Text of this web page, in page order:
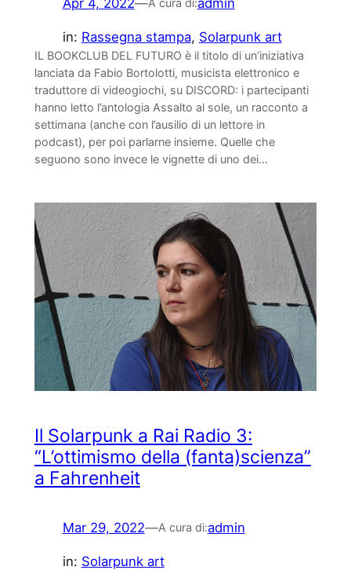
Apr 4, 2022—A cura di:admin
in: Rassegna stampa, Solarpunk art
IL BOOKCLUB DEL FUTURO è il titolo di un’iniziativa
lanciata da Fabio Bortolotti, musicista elettronico e
traduttore di videogiochi, su DISCORD: i partecipanti
hanno letto l’antologia Assalto al sole, un racconto a
settimana (anche con l’ausilio di un lettore in
podcast), per poi parlarne insieme. Quelle che
seguono sono invece le vignette di uno dei…
Il Solarpunk a Rai Radio 3:
“L’ottimismo della (fanta)scienza”
a Fahrenheit
Mar 29, 2022—A cura di:admin
in: Solarpunk art